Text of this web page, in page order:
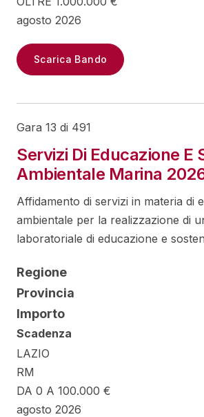
agosto 2026
Scarica Bando
Gara 13 di 491
Servizi Di Educazione E
Ambientale Marina
Affidamento di servizi in materia di
ambientale per la realizzazione di
laboratoriale di educazione e
Regione
Provincia
Importo
Scadenza
LAZIO
RM
DA 0 A 100.000 €
agosto 2026